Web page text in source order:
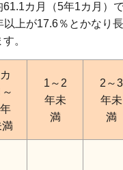
カ月（5年1カ月）
以上が17.6％とかなり
。
～
満
1～2
年未
満
2～3
年未
満